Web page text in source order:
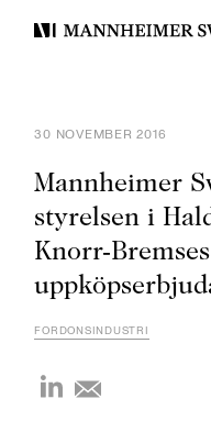
Mannheimer
30 NOVEMBER 2016
Mannheimer
styrelsen i
Knorr-
FORDONSINDUSTRI